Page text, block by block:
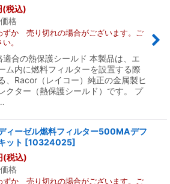
(税込)
格
ずか 売り切れの場合がございます。ご
。
適合の熱保護シールド 本製品は、エ
ム内に燃料フィルターを設置する際
、Racor（レイコー）純正の金属製ヒ
クター（熱保護シールド）です。 プ
ィーゼル燃料フィルター500MAデフ
ット [10324025]
(税込)
格
ずか 売り切れの場合がございます。ご